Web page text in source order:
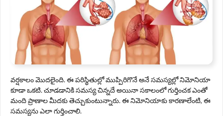
వర్షకాలం మొదలైంది. ఈ పరిస్థితుల్లో ముప్పిరిగొనే అనే సమస్యల్లో నిమోనియా
కూడా ఒకటి. చూడడానికి సమస్య చిన్నదే అయినా సకాలంలో గుర్తించక ఎంతో
మంది ప్రాణాల మీదకు తెచ్చుకుంటున్నారు. ఈ నిమోనియాకు కారణాలేంటి, ఈ
సమస్యను ఎలా గుర్తించాలి.